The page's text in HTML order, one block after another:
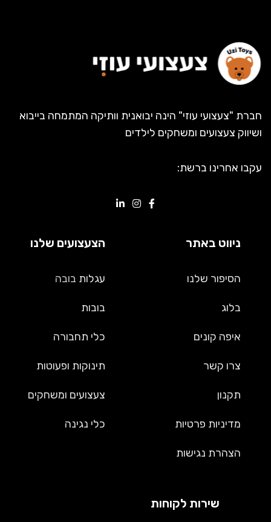
חברת "צעצועי עוזי" הינה יבואנית וותיקה המתמחה בייבוא
ושיווק צעצועים ומשחקים לילדים
עקבו אחרינו ברשת:
ניווט באתר
הסיפור שלנו
בלוג
איפה קונים
צרו קשר
תקנון
מדיניות פרטיות
הצהרת נגישות
הצעצועים שלנו
עגלות בובה
בובות
כלי תחבורה
תינוקות ופעוטות
צעצועים ומשחקים
כלי נגינה
שירות לקוחות